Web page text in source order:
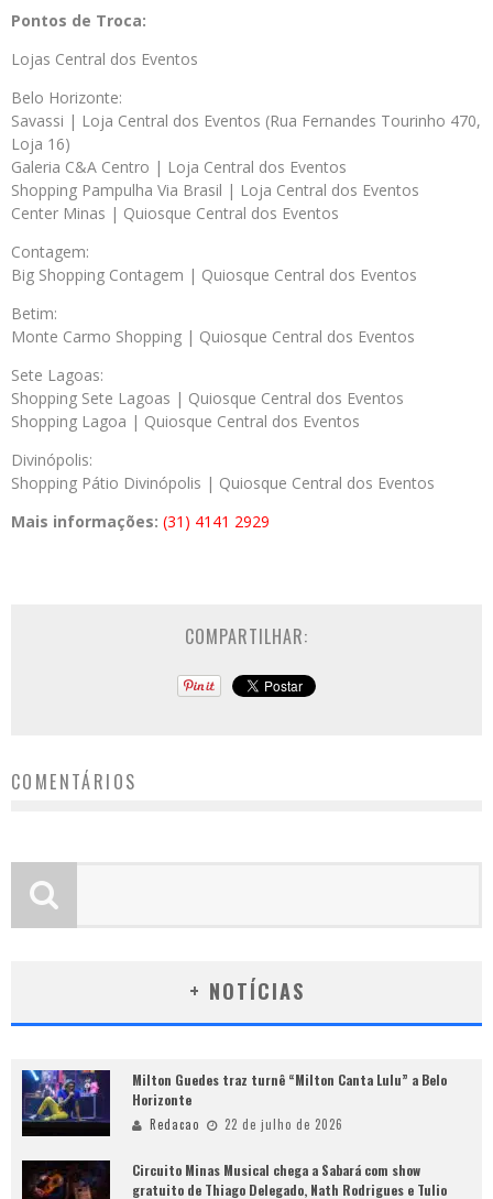
Pontos de Troca:
Lojas Central dos Eventos
Belo Horizonte:
Savassi | Loja Central dos Eventos (Rua Fernandes Tourinho 470,
Loja 16)
Galeria C&A Centro | Loja Central dos Eventos
Shopping Pampulha Via Brasil | Loja Central dos Eventos
Center Minas | Quiosque Central dos Eventos
Contagem:
Big Shopping Contagem | Quiosque Central dos Eventos
Betim:
Monte Carmo Shopping | Quiosque Central dos Eventos
Sete Lagoas:
Shopping Sete Lagoas | Quiosque Central dos Eventos
Shopping Lagoa | Quiosque Central dos Eventos
Divinópolis:
Shopping Pátio Divinópolis | Quiosque Central dos Eventos
Mais informações: (31) 4141 2929
COMPARTILHAR:
COMENTÁRIOS
+ NOTÍCIAS
Milton Guedes traz turnê “Milton Canta Lulu” a Belo
Horizonte
Redacao 22 de julho de 2026
Circuito Minas Musical chega a Sabará com show
gratuito de Thiago Delegado, Nath Rodrigues e Tulio